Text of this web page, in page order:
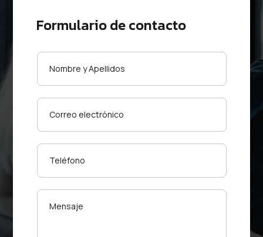
Formulario de contacto